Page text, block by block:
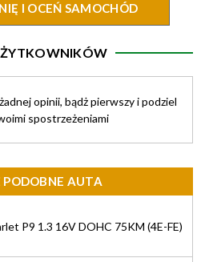
I OCEŃ SAMOCHÓD
opinii, bądż pierwszy i podziel
spostrzeżeniami
AUTA
P9 1.3 16V DOHC 75KM (4E-FE)